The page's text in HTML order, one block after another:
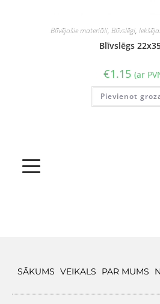
Blīvējošie materiāli, Blīvslēgi,
Blīvslēgs
€1.15 (ar
Pievienot
SĀKUMS VEIKALS PAR MUMS